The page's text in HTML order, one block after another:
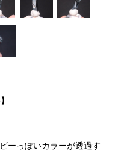
ーっぽいカラーが透過す